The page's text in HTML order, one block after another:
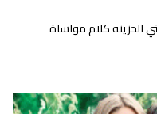
الحزينه كلام مواساة